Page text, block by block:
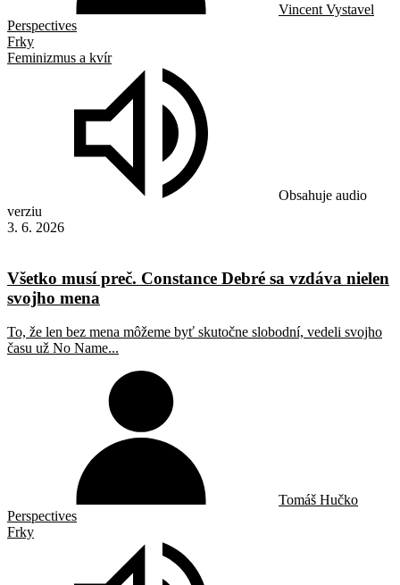
Vincent Vystavel
Perspectives
Frky
Feminizmus a kvír
Obsahuje audio
verziu
3. 6. 2026
Všetko musí preč. Constance Debré sa vzdáva nielen
svojho mena
To, že len bez mena môžeme byť skutočne slobodní, vedeli svojho
času už No Name...
Tomáš Hučko
Perspectives
Frky